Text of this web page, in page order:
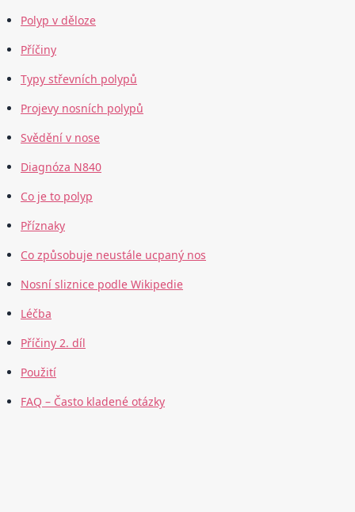
Polyp v děloze
Příčiny
Typy střevních polypů
Projevy nosních polypů
Svědění v nose
Diagnóza N840
Co je to polyp
Příznaky
Co způsobuje neustále ucpaný nos
Nosní sliznice podle Wikipedie
Léčba
Příčiny 2. díl
Použití
FAQ – Často kladené otázky